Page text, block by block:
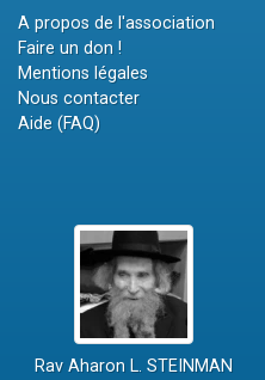
A propos de l'association
Faire un don !
Mentions légales
Nous contacter
Aide (FAQ)
Rav Aharon L. STEINMAN